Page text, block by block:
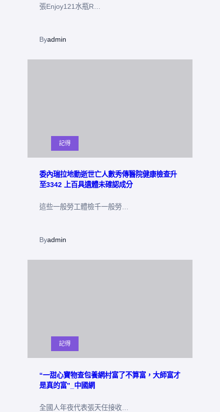
張Enjoy121水瓶R…
Byadmin
記得
委內瑞拉地動逝世亡人數秀傳醫院健康檢查升
至3342 上百具遺體未確認成分
這些一般勞工體檢千一般勞…
Byadmin
記得
“一甜心寶物查包養網村富了不算富，大師富才
是真的富”_中國網
全國人年夜代表張天任接收…